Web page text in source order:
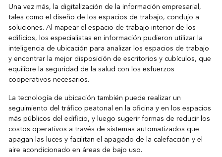
Una vez más, la digitalización de la información empresarial,
tales como el diseño de los espacios de trabajo, condujo a
soluciones. Al mapear el espacio de trabajo interior de los
edificios, los especialistas en información pudieron utilizar la
inteligencia de ubicación para analizar los espacios de trabajo
y encontrar la mejor disposición de escritorios y cubículos, que
equilibre la seguridad de la salud con los esfuerzos
cooperativos necesarios.
La tecnología de ubicación también puede realizar un
seguimiento del tráfico peatonal en la oficina y en los espacios
más públicos del edificio, y luego sugerir formas de reducir los
costos operativos a través de sistemas automatizados que
apagan las luces y facilitan el apagado de la calefacción y el
aire acondicionado en áreas de bajo uso.